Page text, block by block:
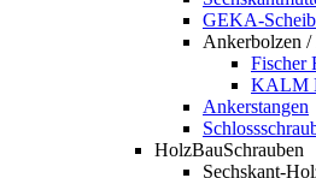
GEKA-
Ankerbolzen
Fischer
KALM
Ankerstangen
HolzBauSchrauben
Sechskant-